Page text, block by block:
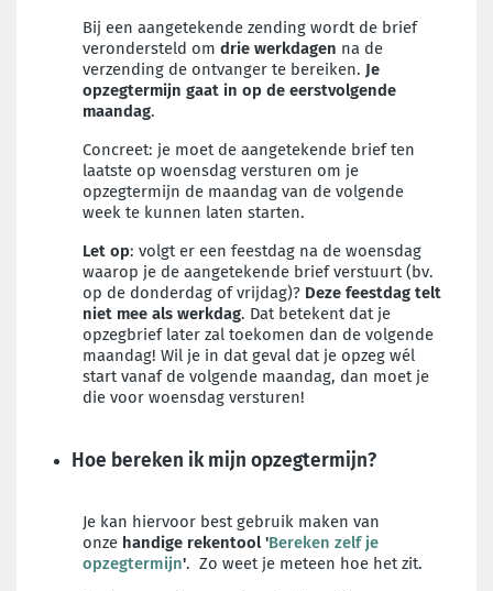
Bij een aangetekende zending wordt de brief
verondersteld om drie werkdagen na de
verzending de ontvanger te bereiken. Je
opzegtermijn gaat in op de eerstvolgende
maandag.
Concreet: je moet de aangetekende brief ten
laatste op woensdag versturen om je
opzegtermijn de maandag van de volgende
week te kunnen laten starten.
Let op: volgt er een feestdag na de woensdag
waarop je de aangetekende brief verstuurt (bv.
op de donderdag of vrijdag)? Deze feestdag telt
niet mee als werkdag. Dat betekent dat je
opzegbrief later zal toekomen dan de volgende
maandag! Wil je in dat geval dat je opzeg wél
start vanaf de volgende maandag, dan moet je
die voor woensdag versturen!
Hoe bereken ik mijn opzegtermijn?
Je kan hiervoor best gebruik maken van
onze handige rekentool 'Bereken zelf je
opzegtermijn'. Zo weet je meteen hoe het zit.